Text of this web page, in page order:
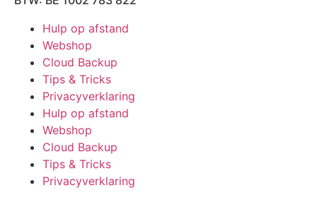
Hulp op afstand
Webshop
Cloud Backup
Tips & Tricks
Privacyverklaring
Hulp op afstand
Webshop
Cloud Backup
Tips & Tricks
Privacyverklaring